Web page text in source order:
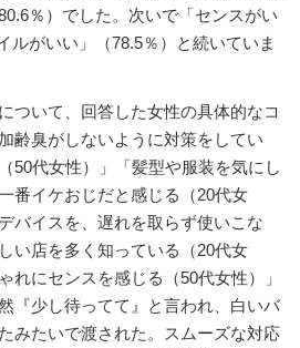
％）でした。次いで「センスがい
ルがいい」（78.5％）と続いていま
ついて、回答した女性の具体的なコ
齢臭がしないように対策をしてい
50代女性）」「髪型や服装を気にし
番イケおじだと感じる（20代女
バイスを、遅れを取らず使いこな
い店を多く知っている（20代女
れにセンスを感じる（50代女性）」
『少し待ってて』と言われ、白いバ
みたいで渡された。スムーズな対応